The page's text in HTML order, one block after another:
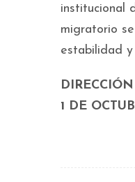
institucional
migratorio
estabilidad y
1 DE